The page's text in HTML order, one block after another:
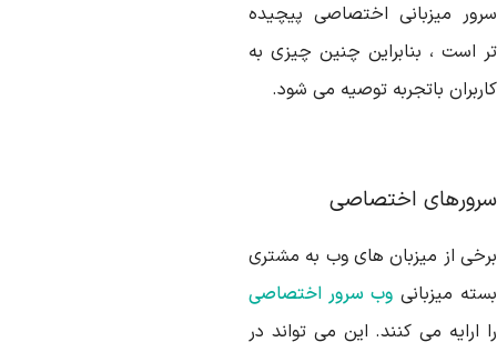
میزبانی اختصاصی پیچیده
است ، بنابراین چنین چیزی به
باتجربه توصیه می شود.
اختصاصی
از میزبان های وب به مشتری
میزبانی وب سرور اختصاصی
ارایه می کنند. این می تواند در